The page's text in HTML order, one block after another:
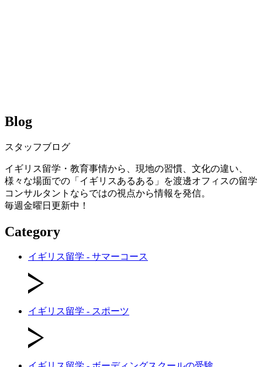
Blog
スタッフブログ
イギリス留学・教育事情から、現地の習慣、文化の違い、
様々な場面での「イギリスあるある」を渡邊オフィスの留学
コンサルタントならではの視点から情報を発信。
毎週金曜日更新中！
Category
イギリス留学 - サマーコース
イギリス留学 - スポーツ